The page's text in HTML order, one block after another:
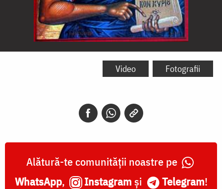
Sfântul
Video Fotografii
Alătură-te comunității noastre pe
WhatsApp, Instagram și Telegram!